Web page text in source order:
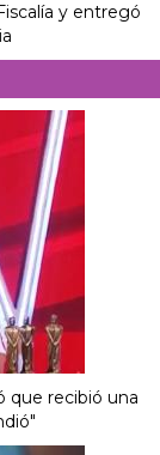
y entregó
que recibió una